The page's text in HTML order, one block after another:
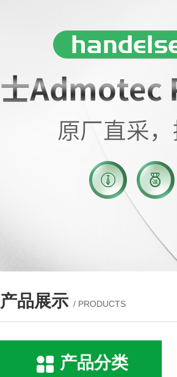
产品展示 / PRODUCTS
产品分类